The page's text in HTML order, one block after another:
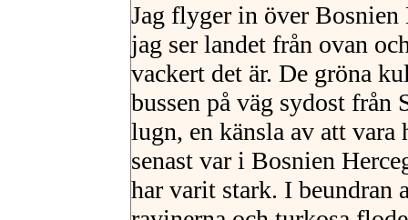
Jag flyger in över Bosnien
jag ser landet från ovan
vackert det är. De gröna
bussen på väg sydost från
lugn, en känsla av att vara
senast var i Bosnien
har varit stark. I beundran